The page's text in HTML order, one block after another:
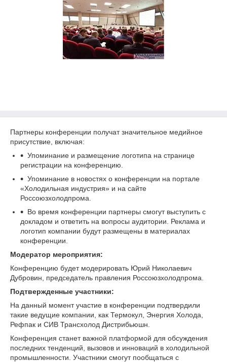
Партнеры конференции получат значительное медийное
присутствие, включая:
Упоминание и размещение логотипа на странице
регистрации на конференцию.
Упоминание в новостях о конференции на портале
«Холодильная индустрия» и на сайте
Россоюзхолодпрома.
Во время конференции партнеры смогут выступить с
докладом и ответить на вопросы аудитории. Реклама и
логотип компании будут размещены в материалах
конференции.
Модератор мероприятия:
Конференцию будет модерировать Юрий Николаевич
Дубровин, председатель правления Россоюзхолодпрома.
Подтвержденные участники:
На данный момент участие в конференции подтвердили
такие ведущие компании, как Термокул, Энергия Холода,
Рефпак и СИВ Трансхолод Дистрибьюшн.
Конференция станет важной платформой для обсуждения
последних тенденций, вызовов и инноваций в холодильной
промышленности. Участники смогут пообщаться с